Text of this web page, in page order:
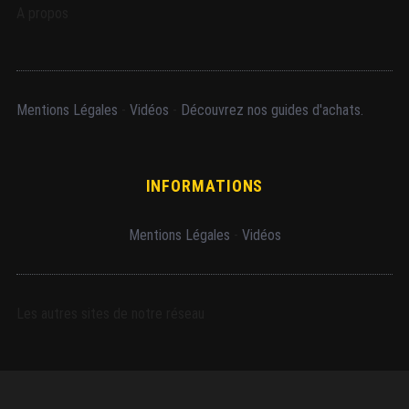
Mentions Légales Vidéos Découvrez nos guides d'achats.
INFORMATIONS
Mentions Légales Vidéos